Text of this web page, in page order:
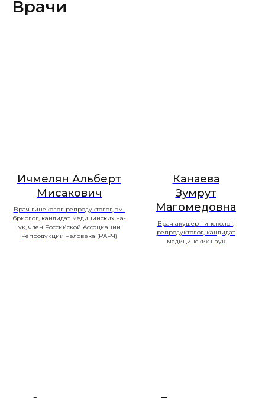
Врачи
Ичмелян Альберт
Мисакович
Врач ги­неко­лог-реп­ро­дук­то­лог, эм­
бриолог, кан­ди­дат ме­дицин­ских на­
ук, чле­н Рос­сий­ской Ас­со­ци­ации
Реп­ро­дук­ции Че­лове­ка (РАРЧ)
Канаева
Зумрут
Магомедовна
Врач акушер-гинеколог,
репродуктолог, кандидат
медицинских наук